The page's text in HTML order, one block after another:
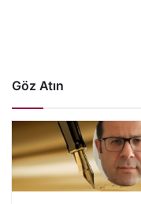
Göz Atın